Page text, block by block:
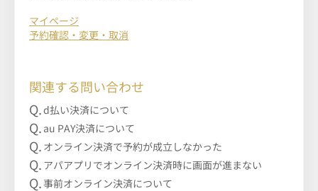
マイページ
予約確認・変更・取消
関連する問い合わせ
d払い決済について
au PAY決済について
オンライン決済で予約が成立しなかった
アパアプリでオンライン決済時に画面が進まない
事前オンライン決済について